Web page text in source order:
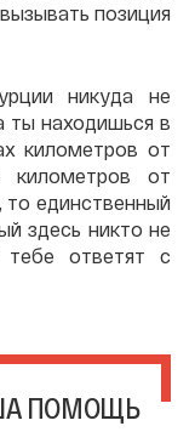
позиция
никуда не
ты находишься в
километров от
километров от
то единственный
здесь никто не
ответят с
ПОМОЩЬ